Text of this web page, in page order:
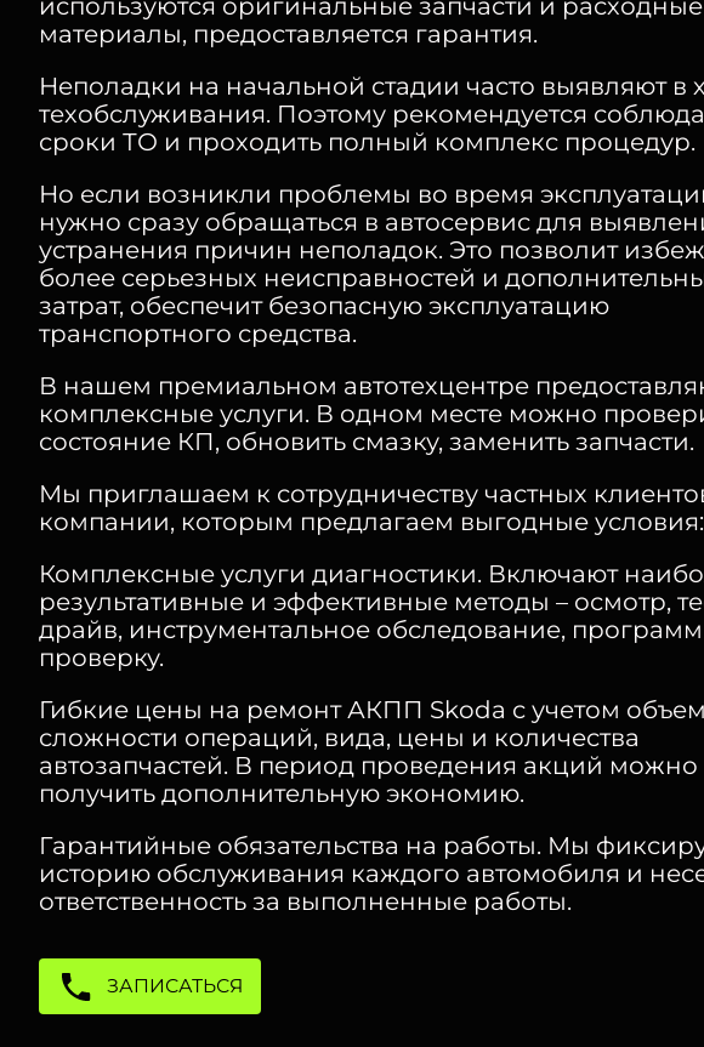
используются оригинальные запчасти и расходные
материалы, предоставляется гарантия.
Неполадки на начальной стадии часто выявляют в
техобслуживания. Поэтому рекомендуется
сроки ТО и проходить полный комплекс процедур.
Но если возникли проблемы во время
нужно сразу обращаться в автосервис для
устранения причин неполадок. Это позволит
более серьезных неисправностей и
затрат, обеспечит безопасную эксплуатацию
транспортного средства.
В нашем премиальном автотехцентре
комплексные услуги. В одном месте можно
состояние КП, обновить смазку, заменить запчасти.
Мы приглашаем к сотрудничеству частных
компании, которым предлагаем выгодные условия:
Комплексные услуги диагностики. Включают
результативные и эффективные методы – осмотр,
драйв, инструментальное обследование,
проверку.
Гибкие цены на ремонт АКПП Skoda с учетом
сложности операций, вида, цены и количества
автозапчастей. В период проведения акций можно
получить дополнительную экономию.
Гарантийные обязательства на работы. Мы
историю обслуживания каждого автомобиля и
ответственность за выполненные работы.
ЗАПИСАТЬСЯ